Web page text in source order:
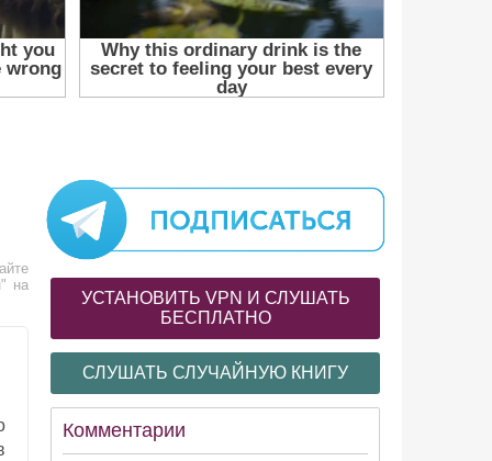
на
УСТАНОВИТЬ VPN И СЛУШАТЬ
БЕСПЛАТНО
СЛУШАТЬ СЛУЧАЙНУЮ КНИГУ
Комментарии